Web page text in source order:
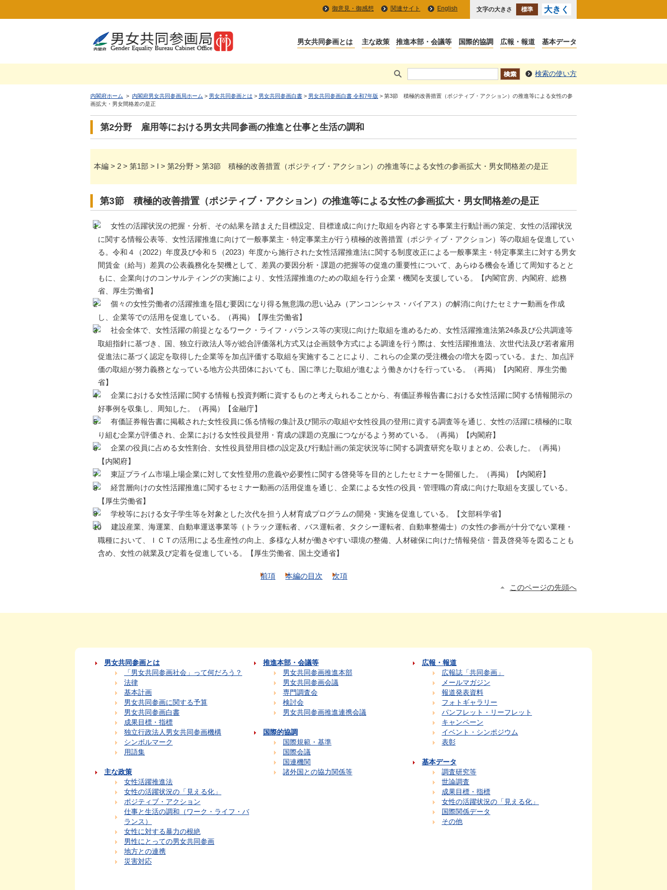
御意見・御感想 関連サイト English 文字の大きさ 標準 大きく
検索の使い方
内閣府ホーム > 内閣府男女共同参画局ホーム > 男女共同参画とは > 男女共同参画白書 > 男女共同参画白書 令和7年版 > 第3節 積極的改善措置（ポジティブ・アクション）の推進等による女性の参
画拡大・男女間格差の是正
第2分野 雇用等における男女共同参画の推進と仕事と生活の調和
本編 > 2 > 第1部 > I > 第2分野 > 第3節 積極的改善措置（ポジティブ・アクション）の推進等による女性の参画拡大・男女間格差の是正
第3節 積極的改善措置（ポジティブ・アクション）の推進等による女性の参画拡大・男女間格差の是正
女性の活躍状況の把握・分析、その結果を踏まえた目標設定、目標達成に向けた取組を内容とする事業主行動計画の策定、女性の活躍状況
に関する情報公表等、女性活躍推進に向けて一般事業主・特定事業主が行う積極的改善措置（ポジティブ・アクション）等の取組を促進してい
る。令和４（2022）年度及び令和５（2023）年度から施行された女性活躍推進法に関する制度改正による一般事業主・特定事業主に対する男女
間賃金（給与）差異の公表義務化を契機として、差異の要因分析・課題の把握等の促進の重要性について、あらゆる機会を通じて周知するとと
もに、企業向けのコンサルティングの実施により、女性活躍推進のための取組を行う企業・機関を支援している。【内閣官房、内閣府、総務
省、厚生労働省】
個々の女性労働者の活躍推進を阻む要因になり得る無意識の思い込み（アンコンシャス・バイアス）の解消に向けたセミナー動画を作成
し、企業等での活用を促進している。（再掲）【厚生労働省】
社会全体で、女性活躍の前提となるワーク・ライフ・バランス等の実現に向けた取組を進めるため、女性活躍推進法第24条及び公共調達等
取組指針に基づき、国、独立行政法人等が総合評価落札方式又は企画競争方式による調達を行う際は、女性活躍推進法、次世代法及び若者雇用
促進法に基づく認定を取得した企業等を加点評価する取組を実施することにより、これらの企業の受注機会の増大を図っている。また、加点評
価の取組が努力義務となっている地方公共団体においても、国に準じた取組が進むよう働きかけを行っている。（再掲）【内閣府、厚生労働
省】
企業における女性活躍に関する情報も投資判断に資するものと考えられることから、有価証券報告書における女性活躍に関する情報開示の
好事例を収集し、周知した。（再掲）【金融庁】
有価証券報告書に掲載された女性役員に係る情報の集計及び開示の取組や女性役員の登用に資する調査等を通じ、女性の活躍に積極的に取
り組む企業が評価され、企業における女性役員登用・育成の課題の克服につながるよう努めている。（再掲）【内閣府】
企業の役員に占める女性割合、女性役員登用目標の設定及び行動計画の策定状況等に関する調査研究を取りまとめ、公表した。（再掲）
【内閣府】
東証プライム市場上場企業に対して女性登用の意義や必要性に関する啓発等を目的としたセミナーを開催した。（再掲）【内閣府】
経営層向けの女性活躍推進に関するセミナー動画の活用促進を通じ、企業による女性の役員・管理職の育成に向けた取組を支援している。
【厚生労働省】
学校等における女子学生等を対象とした次代を担う人材育成プログラムの開発・実施を促進している。【文部科学省】
建設産業、海運業、自動車運送事業等（トラック運転者、バス運転者、タクシー運転者、自動車整備士）の女性の参画が十分でない業種・
職種において、ＩＣＴの活用による生産性の向上、多様な人材が働きやすい環境の整備、人材確保に向けた情報発信・普及啓発等を図ることも
含め、女性の就業及び定着を促進している。【厚生労働省、国土交通省】
前項 本編の目次 次項
このページの先頭へ